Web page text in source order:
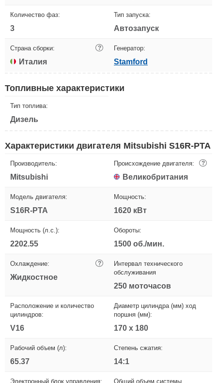
Количество фаз:
3
Тип запуска:
Автозапуск
Страна сборки: ?
Италия
Генератор:
Stamford
Топливные характеристики
Тип топлива:
Дизель
Характеристики двигателя Mitsubishi S16R-PTA
Производитель:
Mitsubishi
Происхождение двигателя: ?
Великобритания
Модель двигателя:
S16R-PTA
Мощность:
1620 кВт
Мощность (л.с.):
2202.55
Обороты:
1500 об./мин.
Охлаждение: ?
Жидкостное
Интервал технического
обслуживания
250 моточасов
Расположение и количество
цилиндров:
V16
Диаметр цилиндра (мм) ход
поршня (мм):
170 x 180
Рабочий объем (л):
65.37
Степень сжатия:
14:1
Электронный блок управления: Общий объем системы